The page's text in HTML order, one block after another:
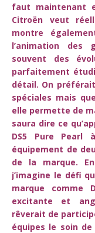
faut maintenant
Citroën veut
montre
l’animation des
souvent des
parfaitement
détail. On
spéciales mais
elle permette de
saura dire ce
DS5 Pure
équipement de
de la marque.
j’imagine le défi
marque comme
excitante et
rêverait de
équipes le soin